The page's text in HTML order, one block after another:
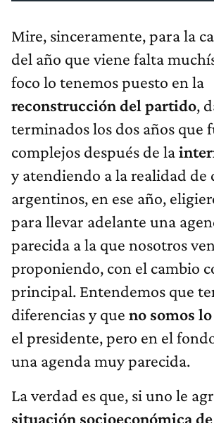
Mire, sinceramente, para la
del año que viene falta
foco lo tenemos puesto en la
reconstrucción del partido,
terminados los dos años que
complejos después de la
y atendiendo a la realidad de
argentinos, en ese año,
para llevar adelante una
parecida a la que nosotros
proponiendo, con el cambio
principal. Entendemos que
diferencias y que no somos
el presidente, pero en el
una agenda muy parecida.
La verdad es que, si uno le
situación socioeconómica